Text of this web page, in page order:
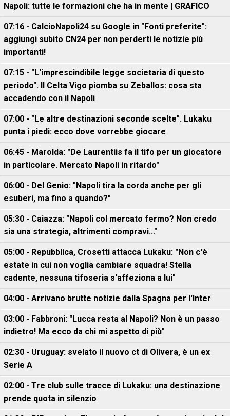
Napoli: tutte le formazioni che ha in mente | GRAFICO
07:16 - CalcioNapoli24 su Google in "Fonti preferite":
aggiungi subito CN24 per non perderti le notizie più
importanti!
07:15 - "L'imprescindibile legge societaria di questo
periodo". Il Celta Vigo piomba su Zeballos: cosa sta
accadendo con il Napoli
07:00 - "Le altre destinazioni seconde scelte". Lukaku
punta i piedi: ecco dove vorrebbe giocare
06:45 - Marolda: "De Laurentiis fa il tifo per un giocatore
in particolare. Mercato Napoli in ritardo"
06:00 - Del Genio: "Napoli tira la corda anche per gli
esuberi, ma fino a quando?"
05:30 - Caiazza: "Napoli col mercato fermo? Non credo
sia una strategia, altrimenti compravi..."
05:00 - Repubblica, Crosetti attacca Lukaku: "Non c'è
estate in cui non voglia cambiare squadra! Stella
cadente, nessuna tifoseria s'affeziona a lui"
04:00 - Arrivano brutte notizie dalla Spagna per l'Inter
03:00 - Fabbroni: "Lucca resta al Napoli? Non è un passo
indietro! Ma ecco da chi mi aspetto di più"
02:30 - Uruguay: svelato il nuovo ct di Olivera, è un ex
Serie A
02:00 - Tre club sulle tracce di Lukaku: una destinazione
prende quota in silenzio